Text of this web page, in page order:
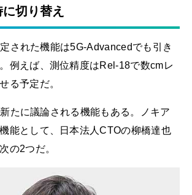
切り替え
された機能は5G-Advancedでも引き
例えば、測位精度はRel-18で数cmレ
る予定だ。
たに議論される機能もある。ノキア
能として、日本法人CTOの柳橋達也
の2つだ。